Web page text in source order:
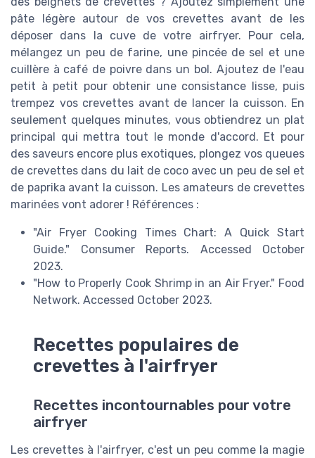
pâte légère autour de vos crevettes avant de les
déposer dans la cuve de votre airfryer. Pour cela,
mélangez un peu de farine, une pincée de sel et une
cuillère à café de poivre dans un bol. Ajoutez de l'eau
petit à petit pour obtenir une consistance lisse, puis
trempez vos crevettes avant de lancer la cuisson. En
seulement quelques minutes, vous obtiendrez un plat
principal qui mettra tout le monde d'accord. Et pour
des saveurs encore plus exotiques, plongez vos queues
de crevettes dans du lait de coco avec un peu de sel et
de paprika avant la cuisson. Les amateurs de crevettes
marinées vont adorer ! Références :
"Air Fryer Cooking Times Chart: A Quick Start
Guide." Consumer Reports. Accessed October
2023.
"How to Properly Cook Shrimp in an Air Fryer." Food
Network. Accessed October 2023.
Recettes populaires de
crevettes à l'airfryer
Recettes incontournables pour votre
airfryer
Les crevettes à l'airfryer, c'est un peu comme la magie